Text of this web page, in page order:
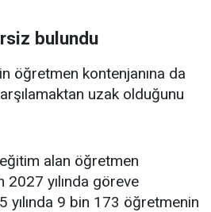
bulundu
öğretmen kontenjanına da
uzak olduğunu
alan öğretmen
2027 yılında göreve
yılında 9 bin 173 öğretmenin